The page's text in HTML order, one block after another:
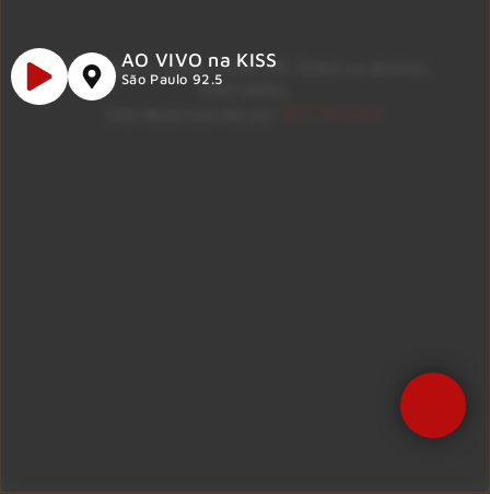
Copyright © 2026 – KISS FM. Todos os direitos
reservados.
AO VIVO na KISS
São Paulo 92.5